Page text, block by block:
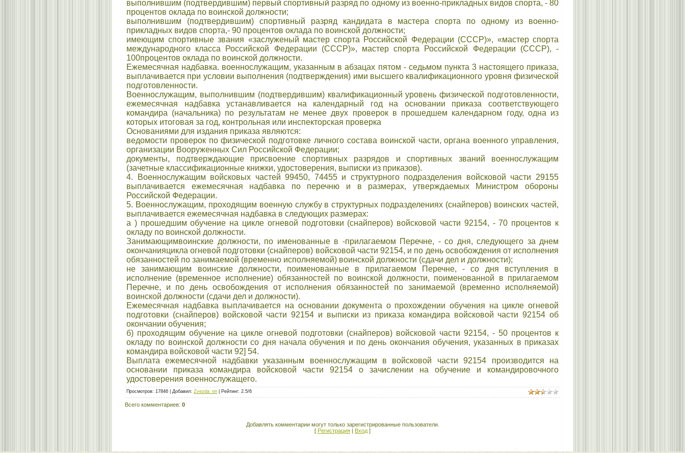
выполнившим (подтвердившим) первый спортивный разряд по одному из военно-прикладных видов спорта, - 80
процентов оклада по воинской должности;
выполнившим (подтвердившим) спортивный разряд кандидата в мастера спорта по одному из военно-
прикладных видов спорта,- 90 процентов оклада по воинской должности;
имеющим спортивные звания «заслуженый мастер спорта Российской Федерации (СССР)», «мастер спорта
международного класса Российской Федерации (СССР)», мастер спорта Российской Федерации (СССР), -
100процентов оклада по воинской должности.
Ежемесячная надбавка. военнослужащим, указанным в абзацах пятом - седьмом пункта 3 настоящего приказа,
выплачивается при условии выполнения (подтверждения) ими высшего квалификационного уровня физической
подготовленности.
Военнослужащим, выполнившим (подтвердившим) квалификационный уровень физической подготовленности,
ежемесячная надбавка устанавливается на календарный год на основании приказа соответствующего
командира (начальника) по результатам не менее двух проверок в прошедшем календарном году, одна из
которых итоговая за год, контрольная или инспекторская проверка
Основаниями для издания приказа являются:
ведомости проверок по физической подготовке личного состава воинской части, органа военного управления,
организации Вооруженных Сил Российской Федерации;
документы, подтверждающие присвоение спортивных разрядов и спортивных званий военнослужащим
(зачетные классификационные книжки, удостоверения, выписки из приказов).
4. Военнослужащим войсковых частей 99450, 74455 и структурного подразделения войсковой части 29155
выплачивается ежемесячная надбавка по перечню и в размерах, утверждаемых Министром обороны
Российской Федерации.
5. Военнослужащим, проходящим военную службу в структурных подразделениях (снайперов) воинских частей,
выплачивается ежемесячная надбавка в следующих размерах:
а ) прошедшим обучение на цикле огневой подготовки (снайперов) войсковой части 92154, - 70 процентов к
окладу по воинской должности.
Занимающимвоинские должности, по именованные в -прилагаемом Перечне, - со дня, следующего за днем
окончанияцикла огневой подготовки (снайперов) войсковой части 92154, и по день освобождения от исполнения
обязанностей по занимаемой (временно исполняемой) воинской должности (сдачи дел и должности);
не занимающим воинские должности, поименованные в прилагаемом Перечне, - со дня вступления в
исполнение (временное исполнение) обязанностей по воинской должности, поименованной в прилагаемом
Перечне, и по день освобождения от исполнения обязанностей по занимаемой (временно исполняемой)
воинской должности (сдачи дел и должности).
Ежемесячная надбавка выплачивается на основании документа о прохождении обучения на цикле огневой
подготовки (снайперов) войсковой части 92154 и выписки из приказа командира войсковой части 92154 об
окончании обучения;
б) проходящим обучение на цикле огневой подготовки (снайперов) войсковой части 92154, - 50 процентов к
окладу по воинской должности со дня начала обучения и по день окончания обучения, указанных в приказах
командира войсковой части 92] 54.
Выплата ежемесячной надбавки указанным военнослужащим в войсковой части 92154 производится на
основании приказа командира войсковой части 92154 о зачислении на обучение и командировочного
удостоверения военнослужащего.
Просмотров: 17846 Добавил: Zvezda_nn Рейтинг: 2.5/6
Всего комментариев: 0
Добавлять комментарии могут только зарегистрированные пользователи.
[ Регистрация | Вход ]